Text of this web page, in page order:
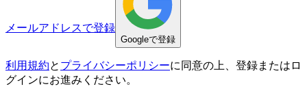
メールアドレスで登録
Googleで登録
利用規約と プライバシーポリシーに同意の上、登録またはロ
グインにお進みください。